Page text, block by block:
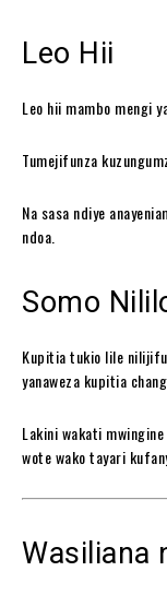
Leo Hii
Leo hii mambo mengi
Tumejifunza
Na sasa ndiye
ndoa.
Somo
Kupitia tukio lile
yanaweza kupitia
Lakini wakati
wote wako tayari
Wasiliana